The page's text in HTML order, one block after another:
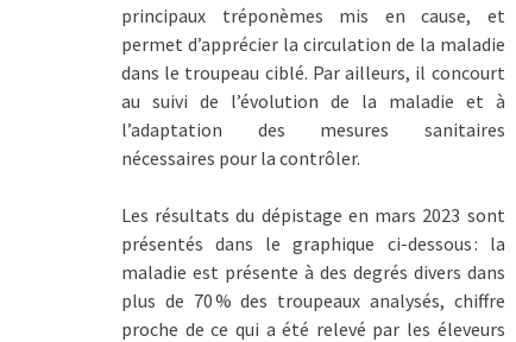
principaux tréponèmes mis en cause, et
permet d’apprécier la circulation de la maladie
dans le troupeau ciblé. Par ailleurs, il concourt
au suivi de l’évolution de la maladie et à
l’adaptation des mesures sanitaires
nécessaires pour la contrôler.
Les résultats du dépistage en mars 2023 sont
présentés dans le graphique ci-dessous : la
maladie est présente à des degrés divers dans
plus de 70 % des troupeaux analysés, chiffre
proche de ce qui a été relevé par les éleveurs